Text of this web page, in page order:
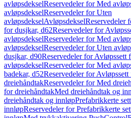
avløpsdekselReservedeler for Med
avløpsdekselReservedeler for Uten
avløpsdekselAvløpsdekselReservedeler
for dusjkar, d62Reservedeler for
avløpsdekselReservedeler for Med
avløpsdekselReservedeler for Uten
dusjkar, d90Reservedeler for Avløpssett
avløpsdekselReservedeler for Med
badekar, d52Reservedeler for Avløpssett
dreiehåndtakReservedeler for Med
for dreiehåndtakMed dreiehåndtak og
dreiehåndtak og innløpPrefabrikkerte
innløpReservedeler for Prefabrikkerte